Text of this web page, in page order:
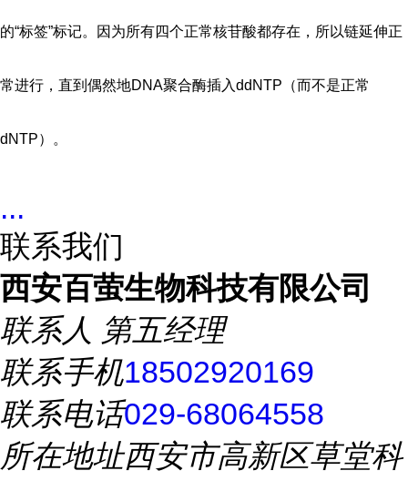
的“标签”标记。因为所有四个正常核苷酸都存在，所以链延伸正
常进行，直到偶然地DNA聚合酶插入ddNTP（而不是正常
dNTP）。
...
联系我们
西安百萤生物科技有限公司
联系人 第五经理
联系手机18502920169
联系电话029-68064558
所在地址西安市高新区草堂科